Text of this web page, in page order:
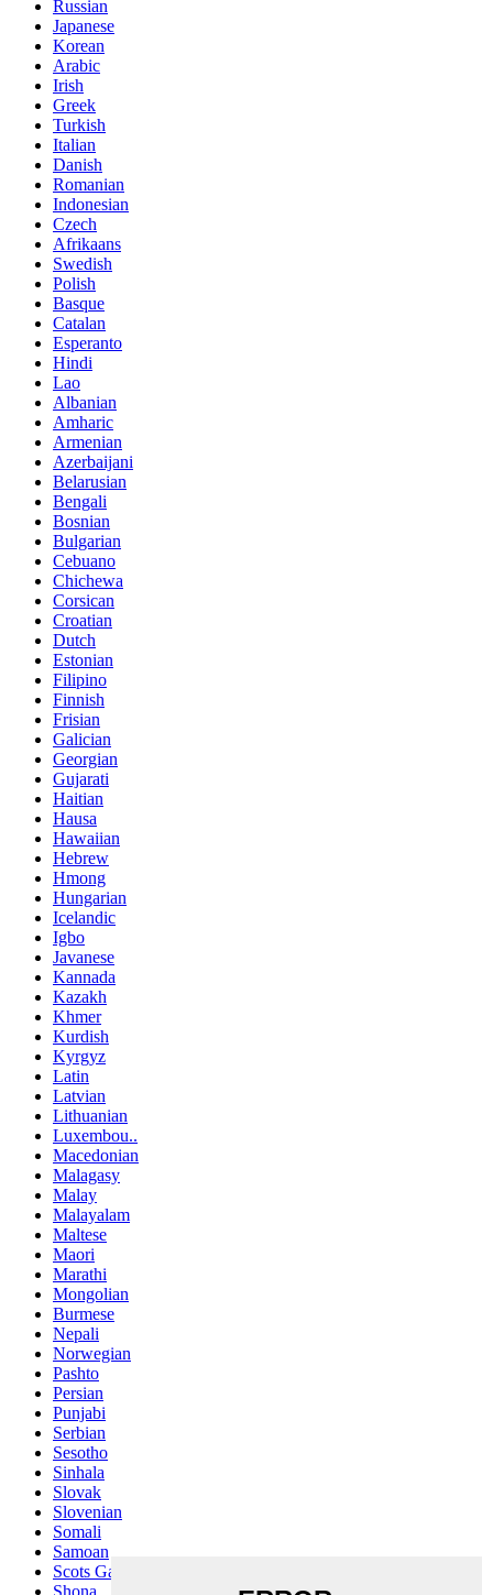
Russian
Japanese
Korean
Arabic
Irish
Greek
Turkish
Italian
Danish
Romanian
Indonesian
Czech
Afrikaans
Swedish
Polish
Basque
Catalan
Esperanto
Hindi
Lao
Albanian
Amharic
Armenian
Azerbaijani
Belarusian
Bengali
Bosnian
Bulgarian
Cebuano
Chichewa
Corsican
Croatian
Dutch
Estonian
Filipino
Finnish
Frisian
Galician
Georgian
Gujarati
Haitian
Hausa
Hawaiian
Hebrew
Hmong
Hungarian
Icelandic
Igbo
Javanese
Kannada
Kazakh
Khmer
Kurdish
Kyrgyz
Latin
Latvian
Lithuanian
Luxembou..
Macedonian
Malagasy
Malay
Malayalam
Maltese
Maori
Marathi
Mongolian
Burmese
Nepali
Norwegian
Pashto
Persian
Punjabi
Serbian
Sesotho
Sinhala
Slovak
Slovenian
Somali
Samoan
Scots Gaelic
Shona